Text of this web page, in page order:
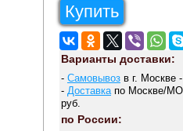
Купить
Варианты доставки:
- Самовывозв г. Москве
- Доставкапо Москве/МО
руб.
по России: